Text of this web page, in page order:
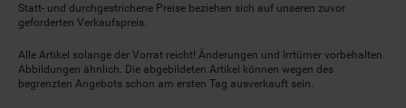
Statt- und durchgestrichene Preise beziehen sich auf unseren zuvor
geforderten Verkaufspreis.
Alle Artikel solange der Vorrat reicht! Änderungen und Irrtümer vorbehalten.
Abbildungen ähnlich. Die abgebildeten Artikel können wegen des
begrenzten Angebots schon am ersten Tag ausverkauft sein.